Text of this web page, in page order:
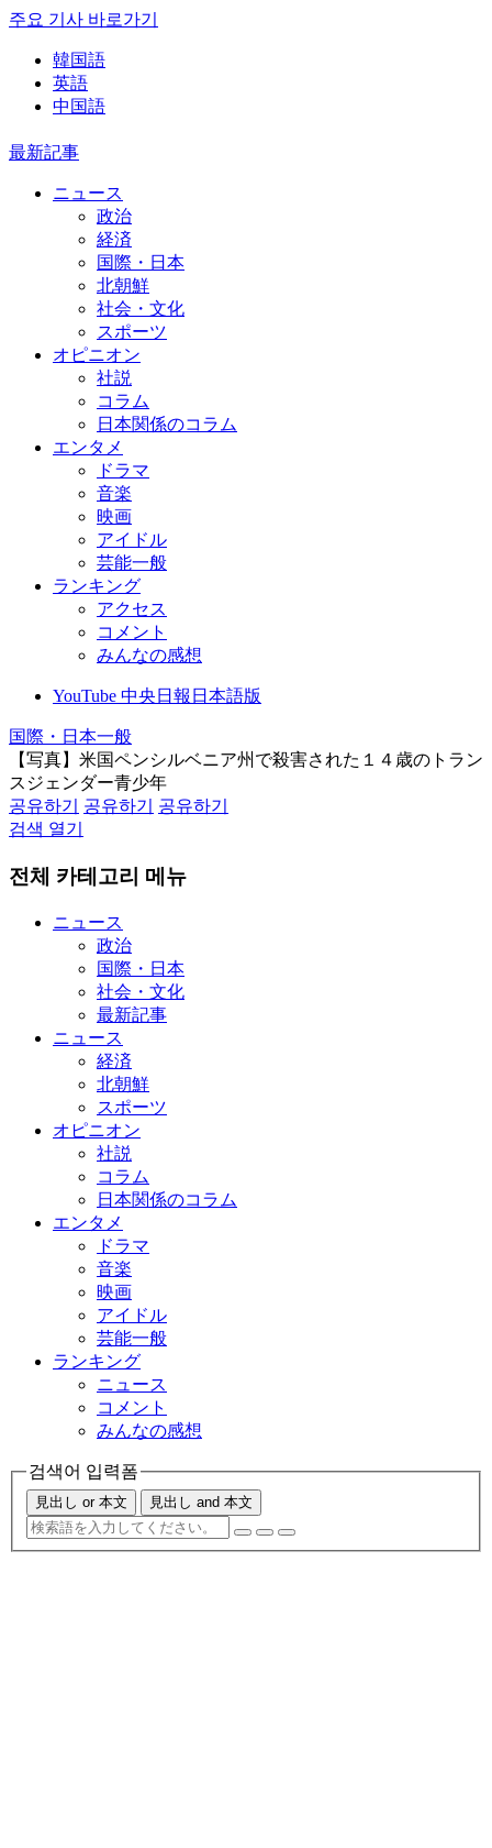
주요 기사 바로가기
韓国語
英語
中国語
最新記事
ニュース
政治
経済
国際・日本
北朝鮮
社会・文化
スポーツ
オピニオン
社説
コラム
日本関係のコラム
エンタメ
ドラマ
音楽
映画
アイドル
芸能一般
ランキング
アクセス
コメント
みんなの感想
YouTube 中央日報日本語版
国際・日本一般
【写真】米国ペンシルベニア州で殺害された１４歳のトラン
スジェンダー青少年
공유하기
공유하기
공유하기
검색 열기
전체 카테고리 메뉴
ニュース
政治
国際・日本
社会・文化
最新記事
ニュース
経済
北朝鮮
スポーツ
オピニオン
社説
コラム
日本関係のコラム
エンタメ
ドラマ
音楽
映画
アイドル
芸能一般
ランキング
ニュース
コメント
みんなの感想
검색어 입력폼
見出し or 本文 見出し and 本文